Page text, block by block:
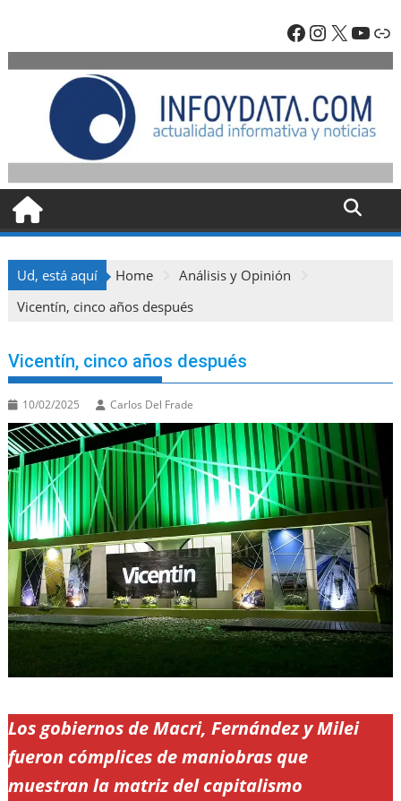
content
Facebook
X
Ud, está aquí Home
Análisis y Opinión
Vicentín, cinco años después
Vicentín, cinco años después
10/02/2025 Carlos Del Frade
Los gobiernos de Macri, Fernández y Milei
fueron cómplices de maniobras que
muestran la matriz del capitalismo